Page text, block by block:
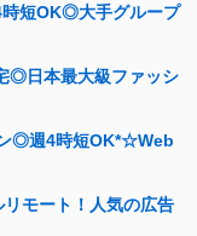
時短OK◎大手グループ
◎日本最大級ファッシ
ン◎週4時短OK*☆Web
モート！人気の広告